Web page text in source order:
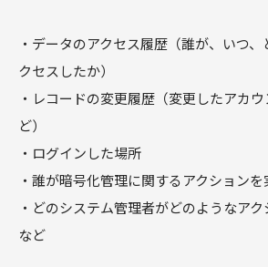
・データのアクセス履歴（誰が、いつ
クセスしたか）
・レコードの変更履歴（変更したアカ
ど）
・ログインした場所
・誰が暗号化管理に関するアクション
・どのシステム管理者がどのようなア
など